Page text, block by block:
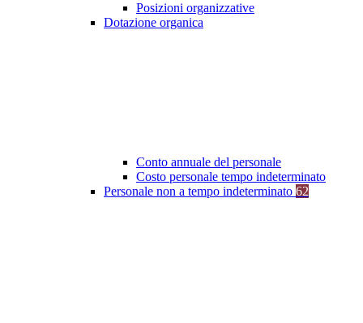
Posizioni organizzative
Dotazione organica
Conto annuale del personale
Costo personale tempo indeterminato
Personale non a tempo indeterminato 62